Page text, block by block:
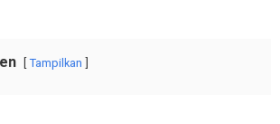
Tampilkan